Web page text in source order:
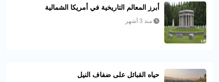
أبرز المعالم التاريخية في أمريكا الشمالية
منذ 3 أشهر
حياه القبائل على ضفاف النيل